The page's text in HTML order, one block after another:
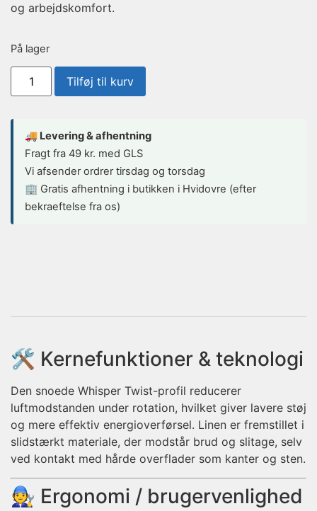
og arbejdskomfort.
På lager
Tilføj til kurv
🚚 Levering & afhentning
Fragt fra 49 kr. med GLS
Vi afsender ordrer tirsdag og torsdag
🏢 Gratis afhentning i butikken i Hvidovre (efter
bekraeftelse fra os)
🛠️ Kernefunktioner & teknologi
Den snoede Whisper Twist-profil reducerer
luftmodstanden under rotation, hvilket giver lavere støj
og mere effektiv energioverførsel. Linen er fremstillet i
slidstærkt materiale, der modstår brud og slitage, selv
ved kontakt med hårde overflader som kanter og sten.
🧑‍🔧 Ergonomi / brugervenlighed